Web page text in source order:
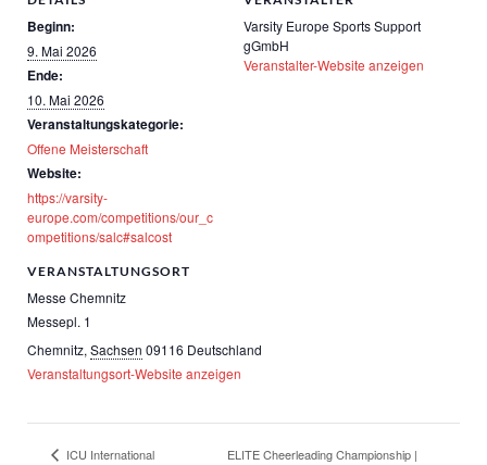
Beginn:
9. Mai 2026
Ende:
10. Mai 2026
Veranstaltungskategorie:
Offene Meisterschaft
Website:
https://varsity-
europe.com/competitions/our_c
ompetitions/salc#salcost
VERANSTALTUNGSORT
Messe Chemnitz
Messepl. 1
Chemnitz, Sachsen 09116 Deutschland
Veranstaltungsort-Website anzeigen
Varsity Europe Sports Support
gGmbH
Veranstalter-Website anzeigen
ICU International
ELITE Cheerleading Championship |